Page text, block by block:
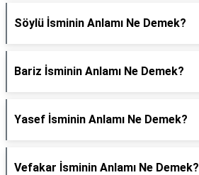
Söylü İsminin Anlamı Ne Demek?
Bariz İsminin Anlamı Ne Demek?
Yasef İsminin Anlamı Ne Demek?
Vefakar İsminin Anlamı Ne Demek?